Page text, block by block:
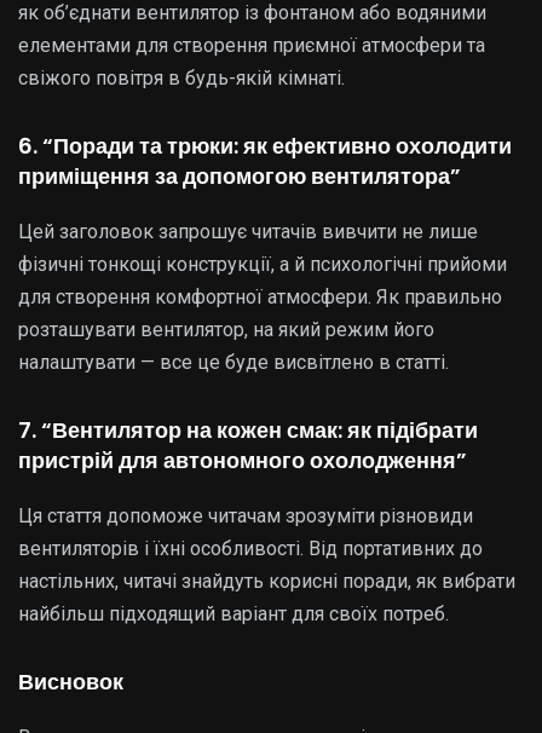
як об’єднати вентилятор із фонтаном або водяними
елементами для створення приємної атмосфери та
свіжого повітря в будь-якій кімнаті.
6. “Поради та трюки: як ефективно охолодити
приміщення за допомогою вентилятора”
Цей заголовок запрошує читачів вивчити не лише
фізичні тонкощі конструкції, а й психологічні прийоми
для створення комфортної атмосфери. Як правильно
розташувати вентилятор, на який режим його
налаштувати — все це буде висвітлено в статті.
7. “Вентилятор на кожен смак: як підібрати
пристрій для автономного охолодження”
Ця стаття допоможе читачам зрозуміти різновиди
вентиляторів і їхні особливості. Від портативних до
настільних, читачі знайдуть корисні поради, як вибрати
найбільш підходящий варіант для своїх потреб.
Висновок